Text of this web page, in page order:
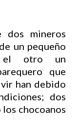
dos mineros
un pequeño
el otro un
que
han debido
dos
chocoanos